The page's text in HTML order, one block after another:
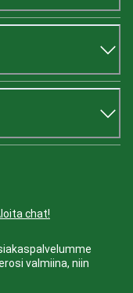
chat!
valmiina, niin